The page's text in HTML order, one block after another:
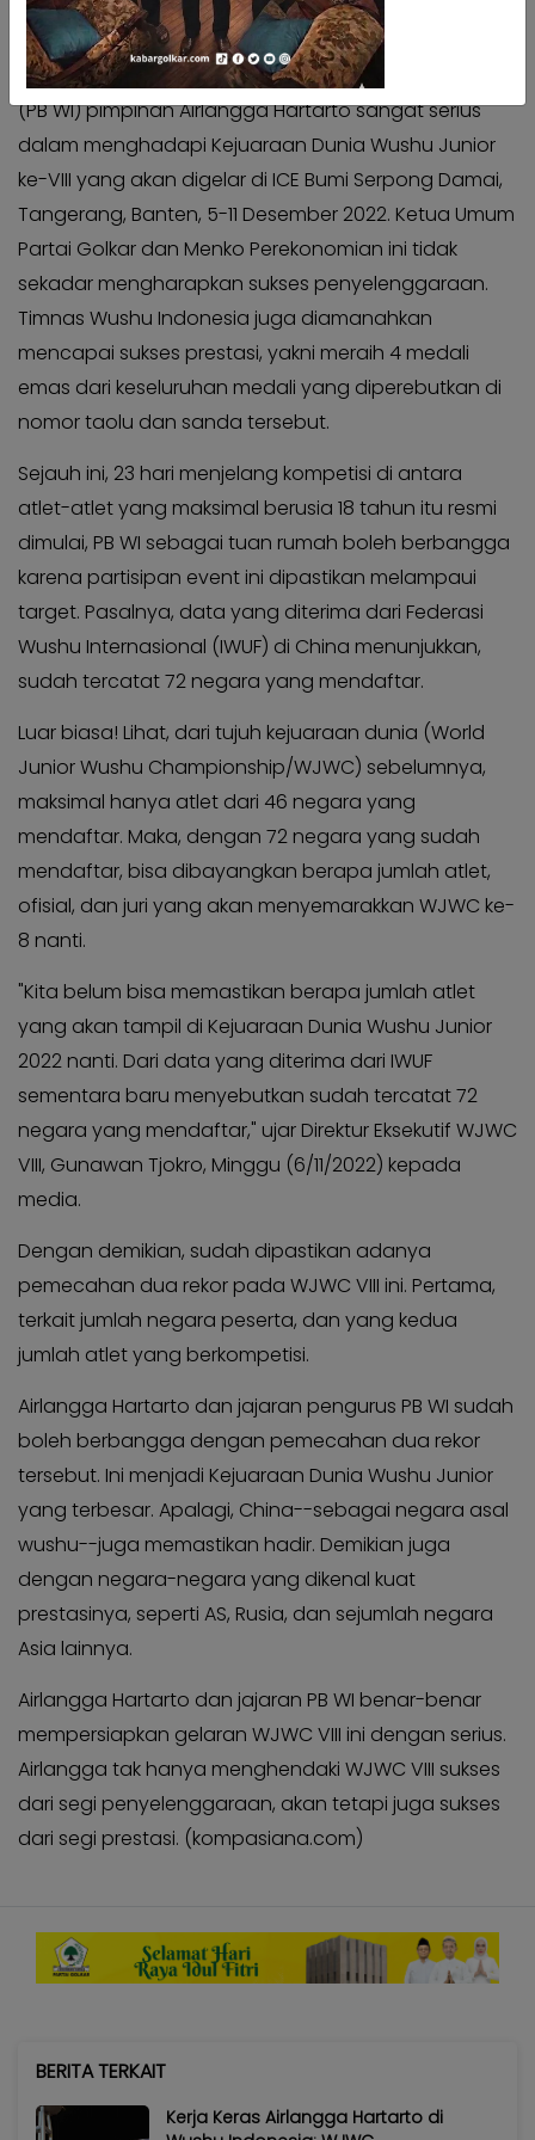
Kabar
Pilkada
Opini
Kabar
Kabar
Kabar
Kabar
Pojok
Kagol
Kabar
Photo
Kabar
Pilkada
Opini
Kabar
Kader
Kabar
Kabinet
UKM
DPP
Pojok
Kagol
KABAR
KADER
Timnas Wushu Indonesia sedang berlatih di GBK Arena, Senayan. (Foto: PB WI).
Kabargolkar.com -
Pengurus Besar Wushu Indonesia
(PB WI) pimpinan Airlangga Hartarto sangat serius
dalam menghadapi Kejuaraan Dunia Wushu Junior
ke-VIII yang akan digelar di ICE Bumi Serpong Damai,
Tangerang, Banten, 5-11 Desember 2022. Ketua Umum
Partai Golkar dan Menko Perekonomian ini tidak
sekadar mengharapkan sukses penyelenggaraan.
Timnas Wushu Indonesia juga diamanahkan
mencapai sukses prestasi, yakni meraih 4 medali
emas dari keseluruhan medali yang diperebutkan di
nomor taolu dan sanda tersebut.
Sejauh ini, 23 hari menjelang kompetisi di antara
atlet-atlet yang maksimal berusia 18 tahun itu resmi
dimulai, PB WI sebagai tuan rumah boleh berbangga
karena partisipan event ini dipastikan melampaui
target. Pasalnya, data yang diterima dari Federasi
Wushu Internasional (IWUF) di China menunjukkan,
sudah tercatat 72 negara yang mendaftar.
Luar biasa! Lihat, dari tujuh kejuaraan dunia (World
Junior Wushu Championship/WJWC) sebelumnya,
maksimal hanya atlet dari 46 negara yang
mendaftar. Maka, dengan 72 negara yang sudah
mendaftar, bisa dibayangkan berapa jumlah atlet,
ofisial, dan juri yang akan menyemarakkan WJWC ke-
8 nanti.
"Kita belum bisa memastikan berapa jumlah atlet
yang akan tampil di Kejuaraan Dunia Wushu Junior
2022 nanti. Dari data yang diterima dari IWUF
sementara baru menyebutkan sudah tercatat 72
negara yang mendaftar," ujar Direktur Eksekutif WJWC
VIII, Gunawan Tjokro, Minggu (6/11/2022) kepada
media.
Dengan demikian, sudah dipastikan adanya
pemecahan dua rekor pada WJWC VIII ini. Pertama,
terkait jumlah negara peserta, dan yang kedua
jumlah atlet yang berkompetisi.
Airlangga Hartarto dan jajaran pengurus PB WI sudah
boleh berbangga dengan pemecahan dua rekor
tersebut. Ini menjadi Kejuaraan Dunia Wushu Junior
yang terbesar. Apalagi, China--sebagai negara asal
wushu--juga memastikan hadir. Demikian juga
dengan negara-negara yang dikenal kuat
prestasinya, seperti AS, Rusia, dan sejumlah negara
Asia lainnya.
Airlangga Hartarto dan jajaran PB WI benar-benar
mempersiapkan gelaran WJWC VIII ini dengan serius.
Airlangga tak hanya menghendaki WJWC VIII sukses
dari segi penyelenggaraan, akan tetapi juga sukses
dari segi prestasi. (kompasiana.com)
BERITA TERKAIT
Kerja Keras Airlangga Hartarto di